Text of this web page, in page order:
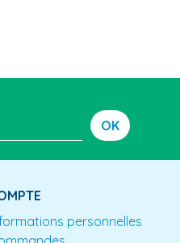
OK
personnelles